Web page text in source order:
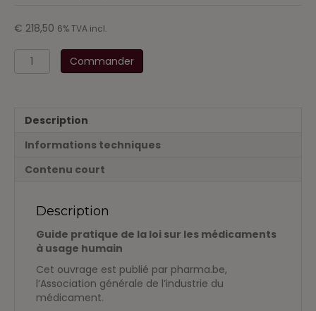
€ 218,50 6% TVA incl.
quantité
de
loi
les
usage
Commander
Description
Informations techniques
Contenu court
Description
Guide pratique de la loi sur les médicaments
à usage humain
Cet ouvrage est publié par pharma.be,
l’Association générale de l’industrie du
médicament.